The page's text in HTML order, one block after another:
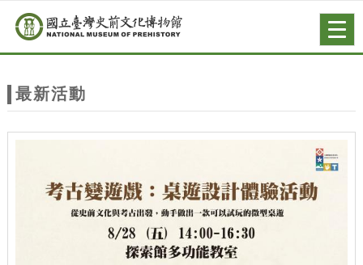
站
主
跳到主要內容
網站導覽
最新活動